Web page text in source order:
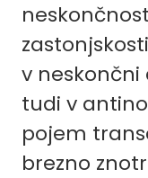
v
tudi v
pojem
brezno